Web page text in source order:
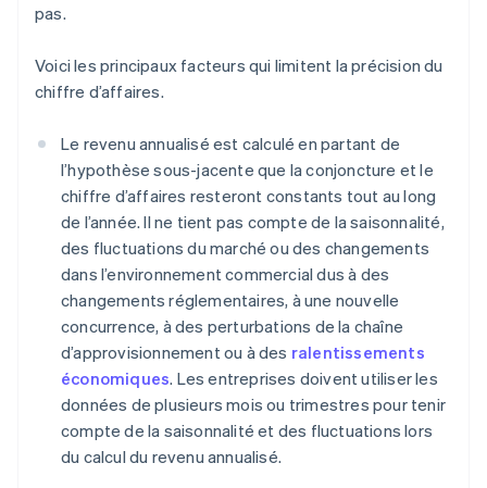
pas.
Voici les principaux facteurs qui limitent la précision du
chiffre d’affaires.
Le revenu annualisé est calculé en partant de
l’hypothèse sous-jacente que la conjoncture et le
chiffre d’affaires resteront constants tout au long
de l’année. Il ne tient pas compte de la saisonnalité,
des fluctuations du marché ou des changements
dans l’environnement commercial dus à des
changements réglementaires, à une nouvelle
concurrence, à des perturbations de la chaîne
d’approvisionnement ou à des ralentissements
économiques. Les entreprises doivent utiliser les
données de plusieurs mois ou trimestres pour tenir
compte de la saisonnalité et des fluctuations lors
du calcul du revenu annualisé.